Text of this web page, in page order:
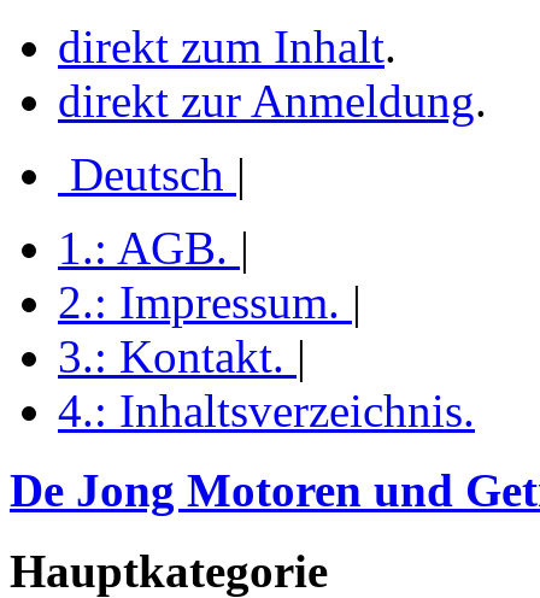
direkt zum Inhalt.
direkt zur Anmeldung.
Deutsch |
1.: AGB. |
2.: Impressum. |
3.: Kontakt. |
4.: Inhaltsverzeichnis.
De Jong Motoren und
Hauptkategorie